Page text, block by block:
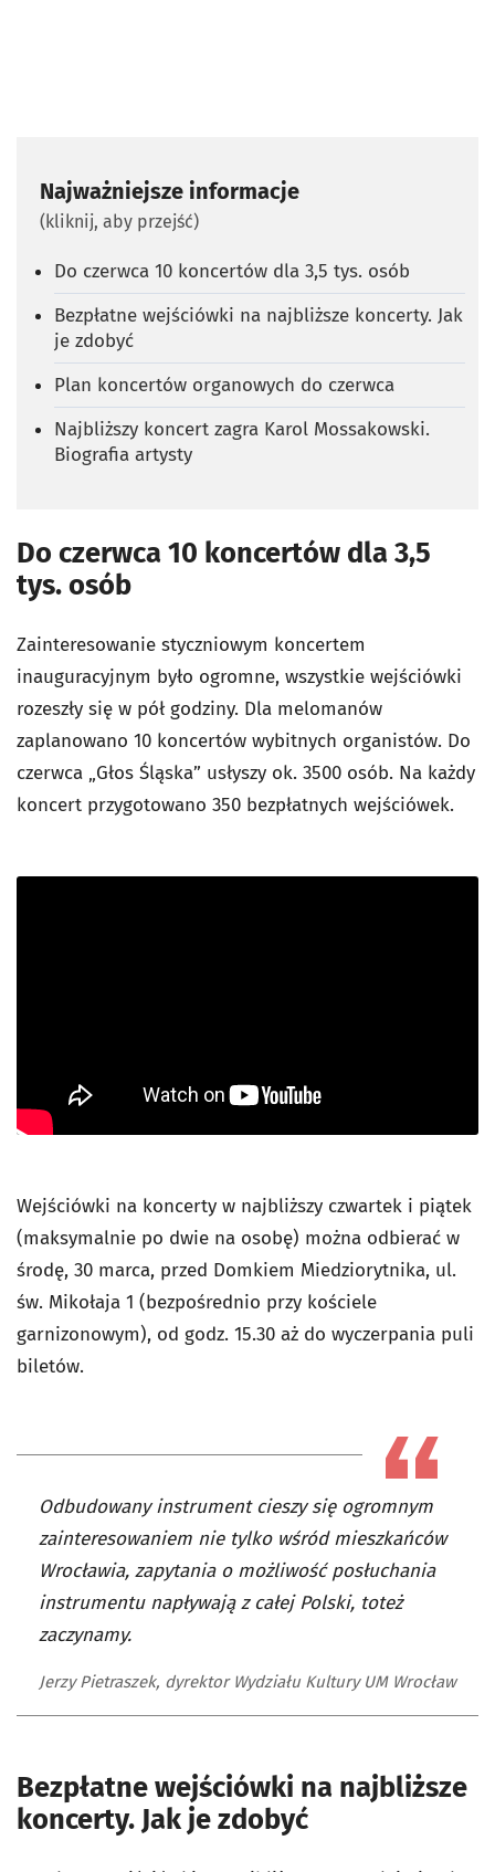
Najważniejsze informacje
(kliknij, aby przejść)
Do czerwca 10 koncertów dla 3,5 tys. osób
Bezpłatne wejściówki na najbliższe koncerty. Jak
je zdobyć
Plan koncertów organowych do czerwca
Najbliższy koncert zagra Karol Mossakowski.
Biografia artysty
Do czerwca 10 koncertów dla 3,5
tys. osób
Zainteresowanie styczniowym koncertem
inauguracyjnym było ogromne, wszystkie wejściówki
rozeszły się w pół godziny. Dla melomanów
zaplanowano 10 koncertów wybitnych organistów. Do
czerwca „Głos Śląska” usłyszy ok. 3500 osób. Na każdy
koncert przygotowano 350 bezpłatnych wejściówek.
Wejściówki na koncerty w najbliższy czwartek i piątek
(maksymalnie po dwie na osobę) można odbierać w
środę, 30 marca, przed Domkiem Miedziorytnika, ul.
św. Mikołaja 1 (bezpośrednio przy kościele
garnizonowym), od godz. 15.30 aż do wyczerpania puli
biletów.
Odbudowany instrument cieszy się ogromnym
zainteresowaniem nie tylko wśród mieszkańców
Wrocławia, zapytania o możliwość posłuchania
instrumentu napływają z całej Polski, toteż
zaczynamy.
Jerzy Pietraszek, dyrektor Wydziału Kultury UM Wrocław
Bezpłatne wejściówki na najbliższe
koncerty. Jak je zdobyć